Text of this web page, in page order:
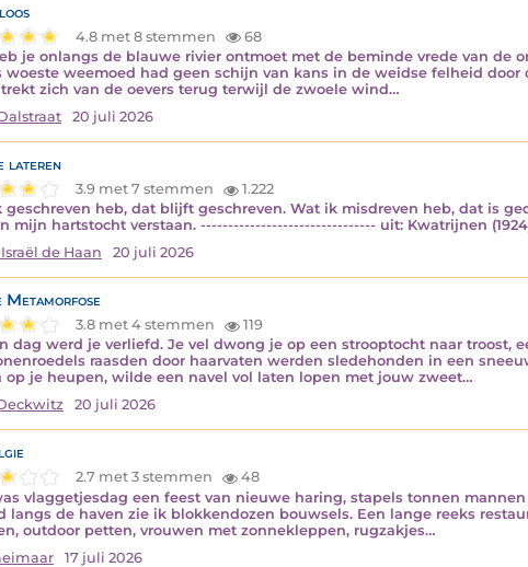
4.8 met 8 stemmen
68
je onlangs de blauwe rivier ontmoet met de beminde vrede van
woeste weemoed had geen schijn van kans in de weidse felheid
zich van de oevers terug terwijl de zwoele wind…
20 juli 2026
lateren
3.9 met 7 stemmen
1.222
geschreven heb, dat blijft geschreven. Wat ik misdreven heb, dat is
mijn hartstocht verstaan. -------------------------------- uit: Kwatrijnen
de Haan
20 juli 2026
Metamorfose
3.8 met 4 stemmen
119
dag werd je verliefd. Je vel dwong je op een strooptocht naar troost,
raasden door haarvaten werden sledehonden in een
op je heupen, wilde een navel vol laten lopen met jouw zweet…
20 juli 2026
2.7 met 3 stemmen
48
vlaggetjesdag een feest van nieuwe haring, stapels tonnen
langs de haven zie ik blokkendozen bouwsels. Een lange reeks
outdoor petten, vrouwen met zonnekleppen, rugzakjes…
17 juli 2026